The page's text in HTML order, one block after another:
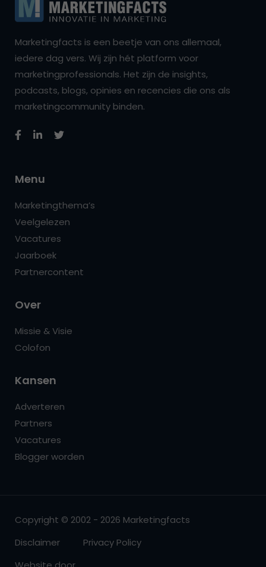
Marketingfacts is een beetje van ons allemaal,
iedere dag vers. Wij zijn hét platform voor
marketingprofessionals. Het zijn de insights,
podcasts, blogs, opinies en recencies die ons als
marketingcommunity binden.
Menu
Marketingthema’s
Veelgelezen
Vacatures
Jaarboek
Partnercontent
Over
Missie & Visie
Colofon
Kansen
Adverteren
Partners
Vacatures
Blogger worden
Copyright © 2002 - 2026 Marketingfacts
Disclaimer
Privacy Policy